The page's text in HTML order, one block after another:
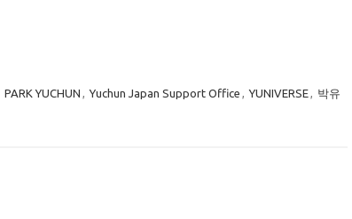
PARK YUCHUN , Yuchun Japan Support Office , YUNIVERSE, 박유